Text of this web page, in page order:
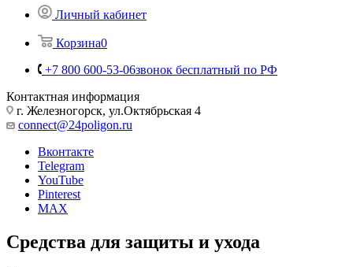
Личный кабинет
Корзина0
+7 800 600-53-06звонок бесплатный по РФ
Контактная информация
г. Железногорск, ул.Октябрьская 4
connect@24poligon.ru
Вконтакте
Telegram
YouTube
Pinterest
MAX
Средства для защиты и ухода